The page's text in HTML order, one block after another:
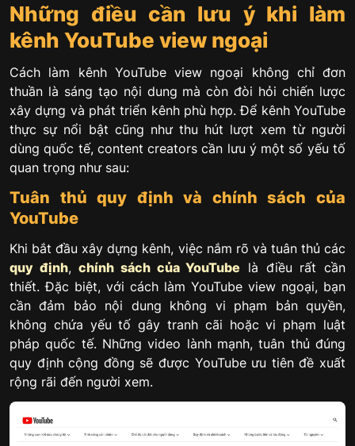
Những điều cần lưu ý khi làm
kênh YouTube view ngoại
Cách làm kênh YouTube view ngoại không chỉ đơn
thuần là sáng tạo nội dung mà còn đòi hỏi chiến lược
xây dựng và phát triển kênh phù hợp. Để kênh YouTube
thực sự nổi bật cũng như thu hút lượt xem từ người
dùng quốc tế, content creators cần lưu ý một số yếu tố
quan trọng như sau:
Tuân thủ quy định và chính sách của
YouTube
Khi bắt đầu xây dựng kênh, việc nắm rõ và tuân thủ các
quy định,chính sách của YouTube là điều rất cần
thiết. Đặc biệt, với cách làm YouTube view ngoại, bạn
cần đảm bảo nội dung không vi phạm bản quyền,
không chứa yếu tố gây tranh cãi hoặc vi phạm luật
pháp quốc tế. Những video lành mạnh, tuân thủ đúng
quy định cộng đồng sẽ được YouTube ưu tiên đề xuất
rộng rãi đến người xem.